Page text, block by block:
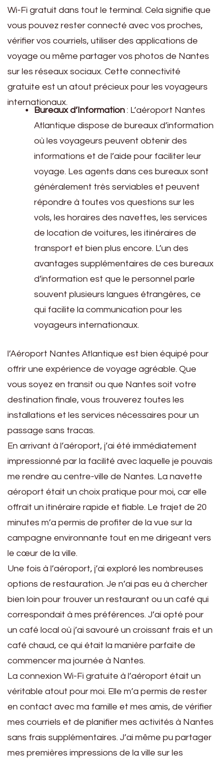
Wi-Fi gratuit dans tout le terminal. Cela signifie que
vous pouvez rester connecté avec vos proches,
vérifier vos courriels, utiliser des applications de
voyage ou même partager vos photos de Nantes
sur les réseaux sociaux. Cette connectivité
gratuite est un atout précieux pour les voyageurs
internationaux.
Bureaux d’Information : L’aéroport Nantes
Atlantique dispose de bureaux d’information
où les voyageurs peuvent obtenir des
informations et de l’aide pour faciliter leur
voyage. Les agents dans ces bureaux sont
généralement très serviables et peuvent
répondre à toutes vos questions sur les
vols, les horaires des navettes, les services
de location de voitures, les itinéraires de
transport et bien plus encore. L’un des
avantages supplémentaires de ces bureaux
d’information est que le personnel parle
souvent plusieurs langues étrangères, ce
qui facilite la communication pour les
voyageurs internationaux.
l’Aéroport Nantes Atlantique est bien équipé pour
offrir une expérience de voyage agréable. Que
vous soyez en transit ou que Nantes soit votre
destination finale, vous trouverez toutes les
installations et les services nécessaires pour un
passage sans tracas.
En arrivant à l’aéroport, j’ai été immédiatement
impressionné par la facilité avec laquelle je pouvais
me rendre au centre-ville de Nantes. La navette
aéroport était un choix pratique pour moi, car elle
offrait un itinéraire rapide et fiable. Le trajet de 20
minutes m’a permis de profiter de la vue sur la
campagne environnante tout en me dirigeant vers
le cœur de la ville.
Une fois à l’aéroport, j’ai exploré les nombreuses
options de restauration. Je n’ai pas eu à chercher
bien loin pour trouver un restaurant ou un café qui
correspondait à mes préférences. J’ai opté pour
un café local où j’ai savouré un croissant frais et un
café chaud, ce qui était la manière parfaite de
commencer ma journée à Nantes.
La connexion Wi-Fi gratuite à l’aéroport était un
véritable atout pour moi. Elle m’a permis de rester
en contact avec ma famille et mes amis, de vérifier
mes courriels et de planifier mes activités à Nantes
sans frais supplémentaires. J’ai même pu partager
mes premières impressions de la ville sur les